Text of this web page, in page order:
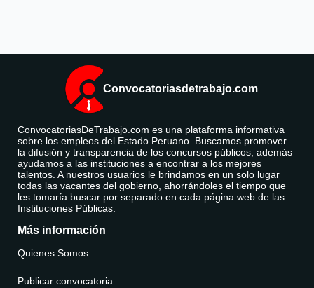
Convocatoriasdetrabajo.com
ConvocatoriasDeTrabajo.com es una plataforma informativa
sobre los empleos del Estado Peruano. Buscamos promover
la difusión y transparencia de los concursos públicos, además
ayudamos a las instituciones a encontrar a los mejores
talentos. A nuestros usuarios le brindamos en un solo lugar
todas las vacantes del gobierno, ahorrándoles el tiempo que
les tomaría buscar por separado en cada página web de las
Instituciones Públicas.
Más información
Quienes Somos
Publicar convocatoria